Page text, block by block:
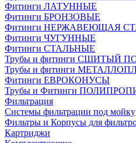
Фитинги ЛАТУННЫЕ
Фитинги БРОНЗОВЫЕ
Фитинги НЕРЖАВЕЮЩАЯ
Фитинги ЧУГУННЫЕ
Фитинги СТАЛЬНЫЕ
Трубы и фитинги СШИТЫЙ
Трубы и фитинги
Фитинги ЕВРОКОНУСЫ
Трубы и Фитинги
Фильтрация
Системы фильтрации под мойку
Фильтры и Корпусы для
Картриджи